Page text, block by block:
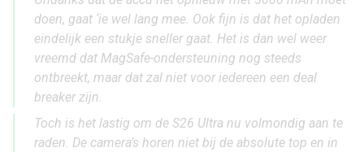
doen, gaat ‘ie wel lang mee. Ook fijn is dat het opladen
eindelijk een stukje sneller gaat. Het is dan wel weer
vreemd dat MagSafe-ondersteuning nog steeds
ontbreekt, maar dat zal niet voor iedereen een deal
breaker zijn.
Toch is het lastig om de S26 Ultra nu volmondig aan te
raden. De camera’s horen niet bij de absolute top en in